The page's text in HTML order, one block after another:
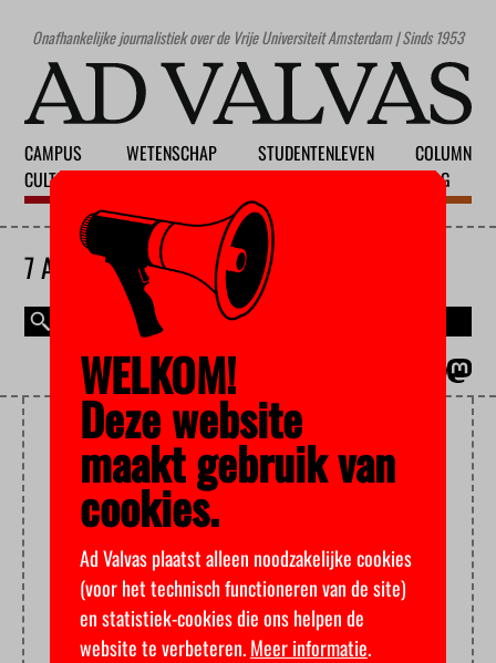
Onafhankelijke journalistiek over de Vrije Universiteit Amsterdam | Sinds 1953
CAMPUS
CULTUUR
WETENSCHAP
STUDENTENLEVEN
COLUMN
BLOG
7 AUGUSTUS 2026
EXCELLENTIE
WELKOM!
Deze website
maakt gebruik van
cookies.
Ad Valvas plaatst alleen noodzakelijke cookies
(voor het technisch functioneren van de site)
en statistiek-cookies die ons helpen de
website te verbeteren.Meer informatie.